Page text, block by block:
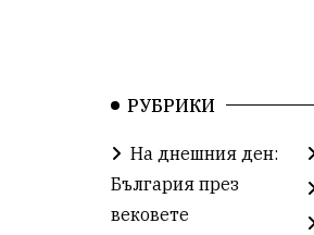
РУБРИКИ
На днешния ден:
България през
вековете